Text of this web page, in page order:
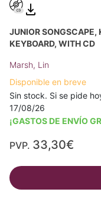
JUNIOR SONGSCAPE,
KEYBOARD, WITH CD
Marsh, Lin
Disponible en breve
Sin stock. Si se pide
17/08/26
¡GASTOS DE ENVÍO
PVP. 33,30€